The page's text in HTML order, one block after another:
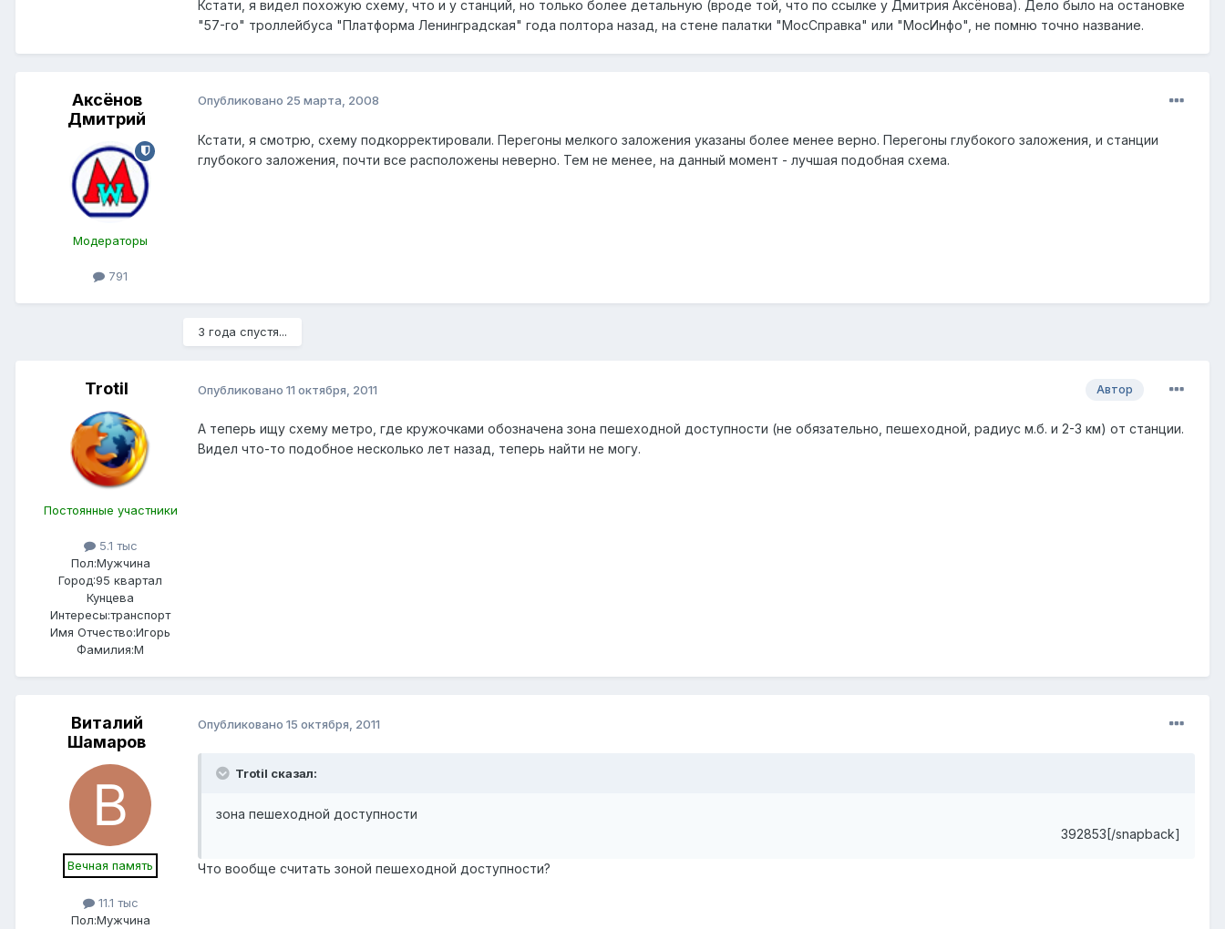
Кстати, я видел похожую схему, что и у станций, но только более детальную (вроде той, что по ссылке у Дмитрия Аксёнова). Дело было на остановке
"57-го" троллейбуса "Платформа Ленинградская" года полтора назад, на стене палатки "МосСправка" или "МосИнфо", не помню точно название.
Аксёнов
Дмитрий
Модераторы
791
Опубликовано 25 марта, 2008
Кстати, я смотрю, схему подкорректировали. Перегоны мелкого заложения указаны более менее верно. Перегоны глубокого заложения, и станции
глубокого заложения, почти все расположены неверно. Тем не менее, на данный момент - лучшая подобная схема.
3 года спустя...
Trotil
Постоянные участники
5.1 тыс
Пол:Мужчина
Город:95 квартал
Кунцева
Интересы:транспорт
Имя Отчество:Игорь
Фамилия:М
Автор
Опубликовано 11 октября, 2011
А теперь ищу схему метро, где кружочками обозначена зона пешеходной доступности (не обязательно, пешеходной, радиус м.б. и 2-3 км) от станции.
Видел что-то подобное несколько лет назад, теперь найти не могу.
Виталий
Шамаров
Вечная память
11.1 тыс
Пол:Мужчина
Опубликовано 15 октября, 2011
Trotil сказал:
зона пешеходной доступности
392853[/snapback]
Что вообще считать зоной пешеходной доступности?